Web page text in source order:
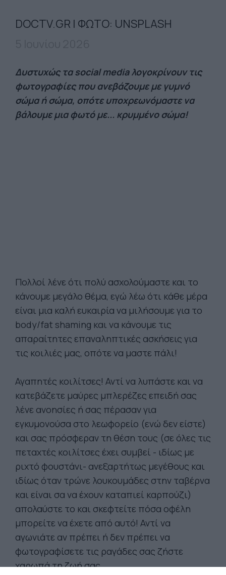
DOCTV.GR | ΦΩΤΟ: UNSPLASH
Δυστυχώς τα social media λογοκρίνουν τις
φωτογραφίες που ανεβάζουμε με γυμνό
σώμα ή σώμα, οπότε υποχρεωνόμαστε να
βάλουμε μια φωτό με... κρυμμένο σώμα!
Πολλοί λένε ότι πολύ ασχολούμαστε και το
κάνουμε μεγάλο θέμα, εγώ λέω ότι κάθε μέρα
είναι μια καλή ευκαιρία να μιλήσουμε για το
body/fat shaming και να κάνουμε τις
απαραίτητες επαναληπτικές ασκήσεις για
τις κοιλιές μας, οπότε να μαστε πάλι!
Αγαπητές κοιλίτσες! Αντί να λυπάστε και να
κατεβάζετε μαύρες μπλερέζες επειδή σας
λένε ανοησίες ή σας πέρασαν για
εγκυμονούσα στο λεωφορείο (ενώ δεν είστε)
και σας πρόσφεραν τη θέση τους (σε όλες τις
πεταχτές κοιλίτσες έχει συμβεί - ιδίως με
ριχτό φουστάνι- ανεξαρτήτως μεγέθους και
ιδίως όταν τρώνε λουκουμάδες στην ταβέρνα
και είναι σα να έχουν καταπιεί καρπούζι)
απολαύστε το και σκεφτείτε πόσα οφέλη
μπορείτε να έχετε από αυτό! Αντί να
αγωνιάτε αν πρέπει ή δεν πρέπει να
φωτογραφίσετε τις ραγάδες σας ζήστε
χαρωπά τη ζωή σας.